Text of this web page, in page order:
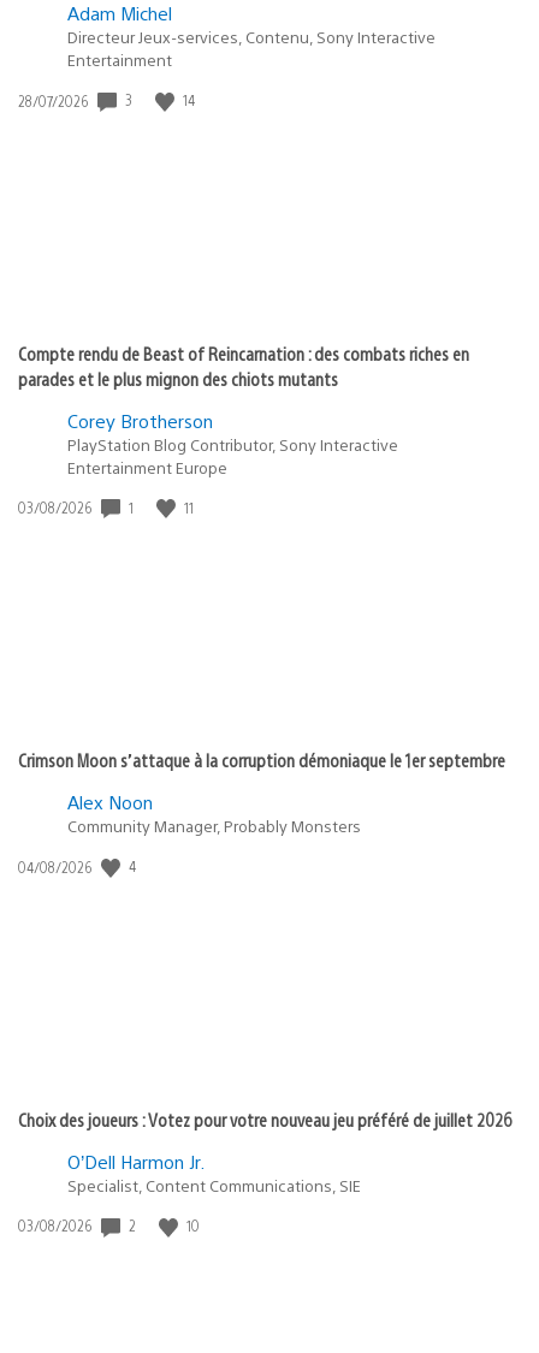
Adam Michel
Directeur Jeux-services, Contenu, Sony Interactive
Entertainment
Date
28/07/2026 3 14
Compte rendu de Beast of Reincarnation : des combats riches en
parades et le plus mignon des chiots mutants
Corey Brotherson
PlayStation Blog Contributor, Sony Interactive
Entertainment Europe
Date
03/08/2026 1 11
Crimson Moon s’attaque à la corruption démoniaque le 1er septembre
Alex Noon
Community Manager, Probably Monsters
Date
04/08/2026 4
Choix des joueurs : Votez pour votre nouveau jeu préféré de juillet 2026
O’Dell Harmon Jr.
Specialist, Content Communications, SIE
Date
03/08/2026 2 10